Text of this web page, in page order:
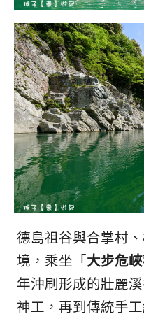
德島祖谷與合掌村
境，乘坐「 大步危
年沖刷形成的壯麗
神工，再到傳統手